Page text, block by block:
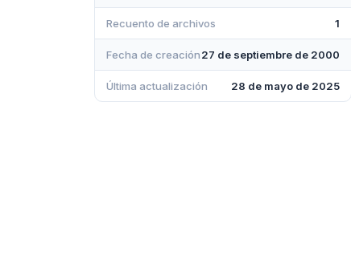
Recuento de archivos 1
Fecha de creación27 de septiembre de 2000
Última actualización 28 de mayo de 2025